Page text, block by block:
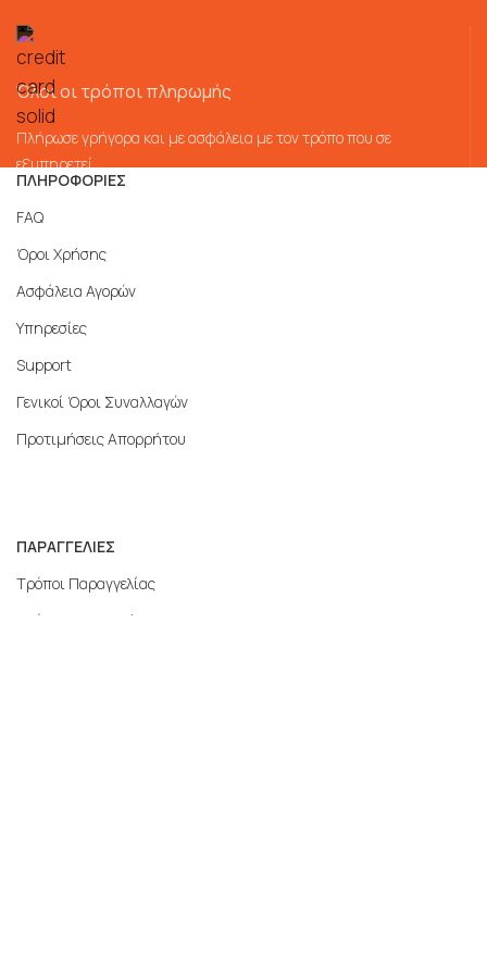
Όλοι οι τρόποι πληρωμής
Πλήρωσε γρήγορα και με ασφάλεια με τον τρόπο που σε
εξυπηρετεί
ΠΛΗΡΟΦΟΡΙΕΣ
FAQ
Όροι Χρήσης
Ασφάλεια Αγορών
Υπηρεσίες
Support
Γενικοί Όροι Συναλλαγών
Προτιμήσεις Απορρήτου
ΠΑΡΑΓΓΕΛΙΕΣ
Τρόποι Παραγγελίας
Τρόποι Αποστολής